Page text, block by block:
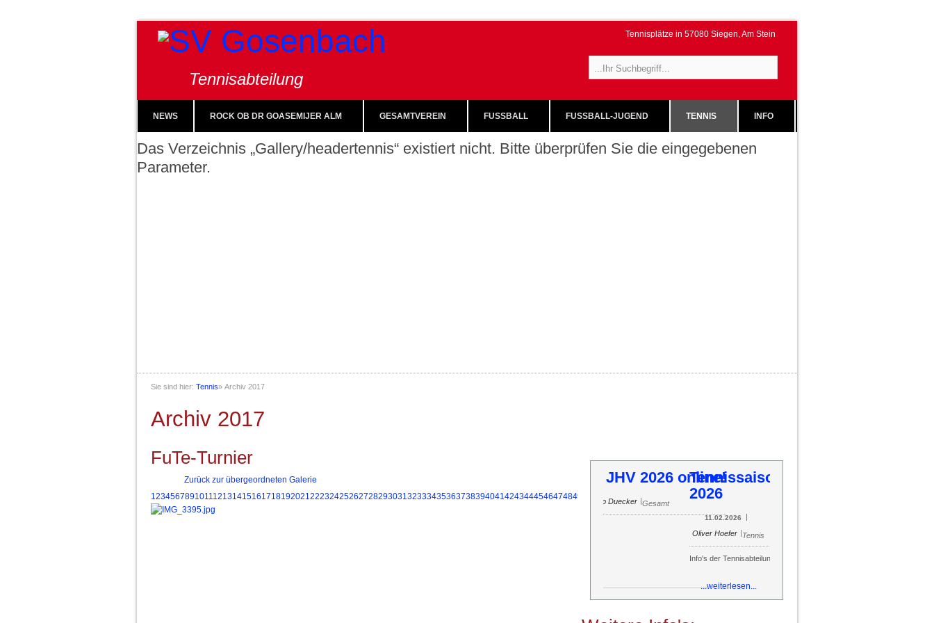
Tennisabteilung
Tennisplätze in 57080 Siegen, Am Stein
NEWS ROCK OB DR GOASEMIJER ALM GESAMTVEREIN FUSSBALL FUSSBALL-JUGEND TENNIS INFO
Das Verzeichnis „Gallery/headertennis“ existiert nicht. Bitte überprüfen Sie die eingegebenen
Parameter.
Sie sind hier: Tennis» Archiv 2017
Archiv 2017
FuTe-Turnier
Zurück zur übergeordneten Galerie
12345678910111213141516171819202122232425262728293031323334353637383940414243444546474849 5253 54 56 61626364
Tennissaison 2026
11.02.2026 | |